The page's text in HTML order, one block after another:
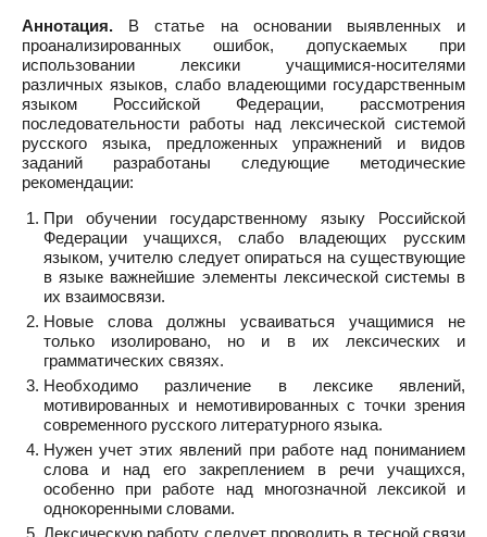
Аннотация. В статье на основании выявленных и
проанализированных ошибок, допускаемых при
использовании лексики учащимися-носителями
различных языков, слабо владеющими государственным
языком Российской Федерации, рассмотрения
последовательности работы над лексической системой
русского языка, предложенных упражнений и видов
заданий разработаны следующие методические
рекомендации:
При обучении государственному языку Российской
Федерации учащихся, слабо владеющих русским
языком, учителю следует опираться на существующие
в языке важнейшие элементы лексической системы в
их взаимосвязи.
Новые слова должны усваиваться учащимися не
только изолировано, но и в их лексических и
грамматических связях.
Необходимо различение в лексике явлений,
мотивированных и немотивированных с точки зрения
современного русского литературного языка.
Нужен учет этих явлений при работе над пониманием
слова и над его закреплением в речи учащихся,
особенно при работе над многозначной лексикой и
однокоренными словами.
Лексическую работу следует проводить в тесной связи